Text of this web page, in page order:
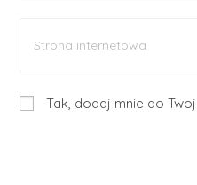
Tak, dodaj mnie do